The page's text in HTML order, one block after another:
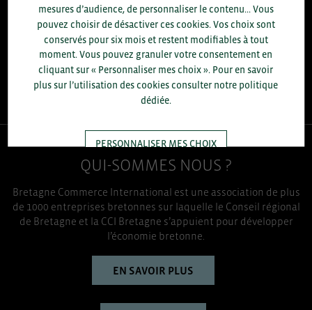
+1.700 ENTREPRISES DIFFÉRENTES
accompagnées par notre équipe en 2025
96 % D'ENTREPRISES SATISFAITES
enquête réalisée auprès de 300 entreprises
QUI-SOMMES NOUS ?
Bretagne Commerce International est une association de plus
de 1000 entreprises bretonnes sur laquelle le Conseil régional
de Bretagne et la CCI Bretagne s’appuient pour développer
l’économie bretonne.
EN SAVOIR PLUS
mesures d’audience, de personnaliser le contenu... Vous
pouvez choisir de désactiver ces cookies. Vos choix sont
conservés pour six mois et restent modifiables à tout
moment. Vous pouvez granuler votre consentement en
cliquant sur « Personnaliser mes choix ». Pour en savoir
plus sur l’utilisation des cookies consulter notre politique
dédiée.
PERSONNALISER MES CHOIX
TOUT ACCEPTER